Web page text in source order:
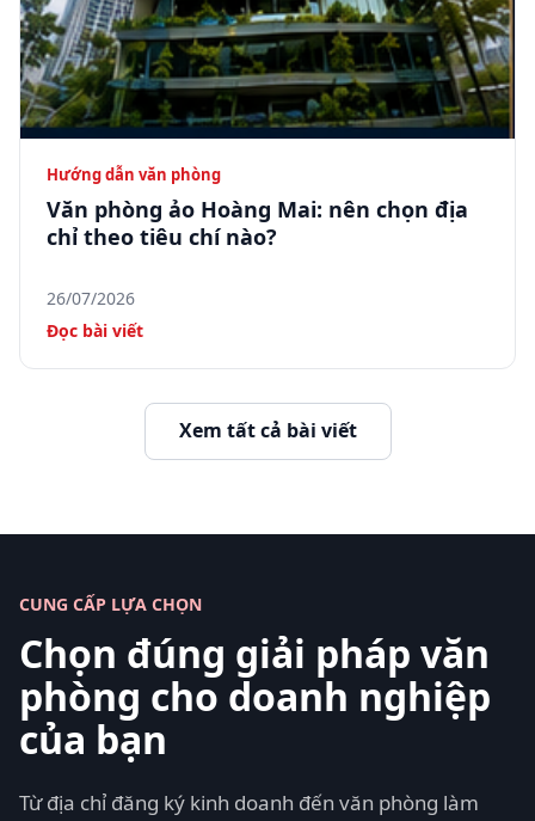
Hướng dẫn văn phòng
Văn phòng ảo Hoàng Mai: nên chọn địa
chỉ theo tiêu chí nào?
26/07/2026
Đọc bài viết
Xem tất cả bài viết
CUNG CẤP LỰA CHỌN
Chọn đúng giải pháp văn
phòng cho doanh nghiệp
của bạn
Từ địa chỉ đăng ký kinh doanh đến văn phòng làm